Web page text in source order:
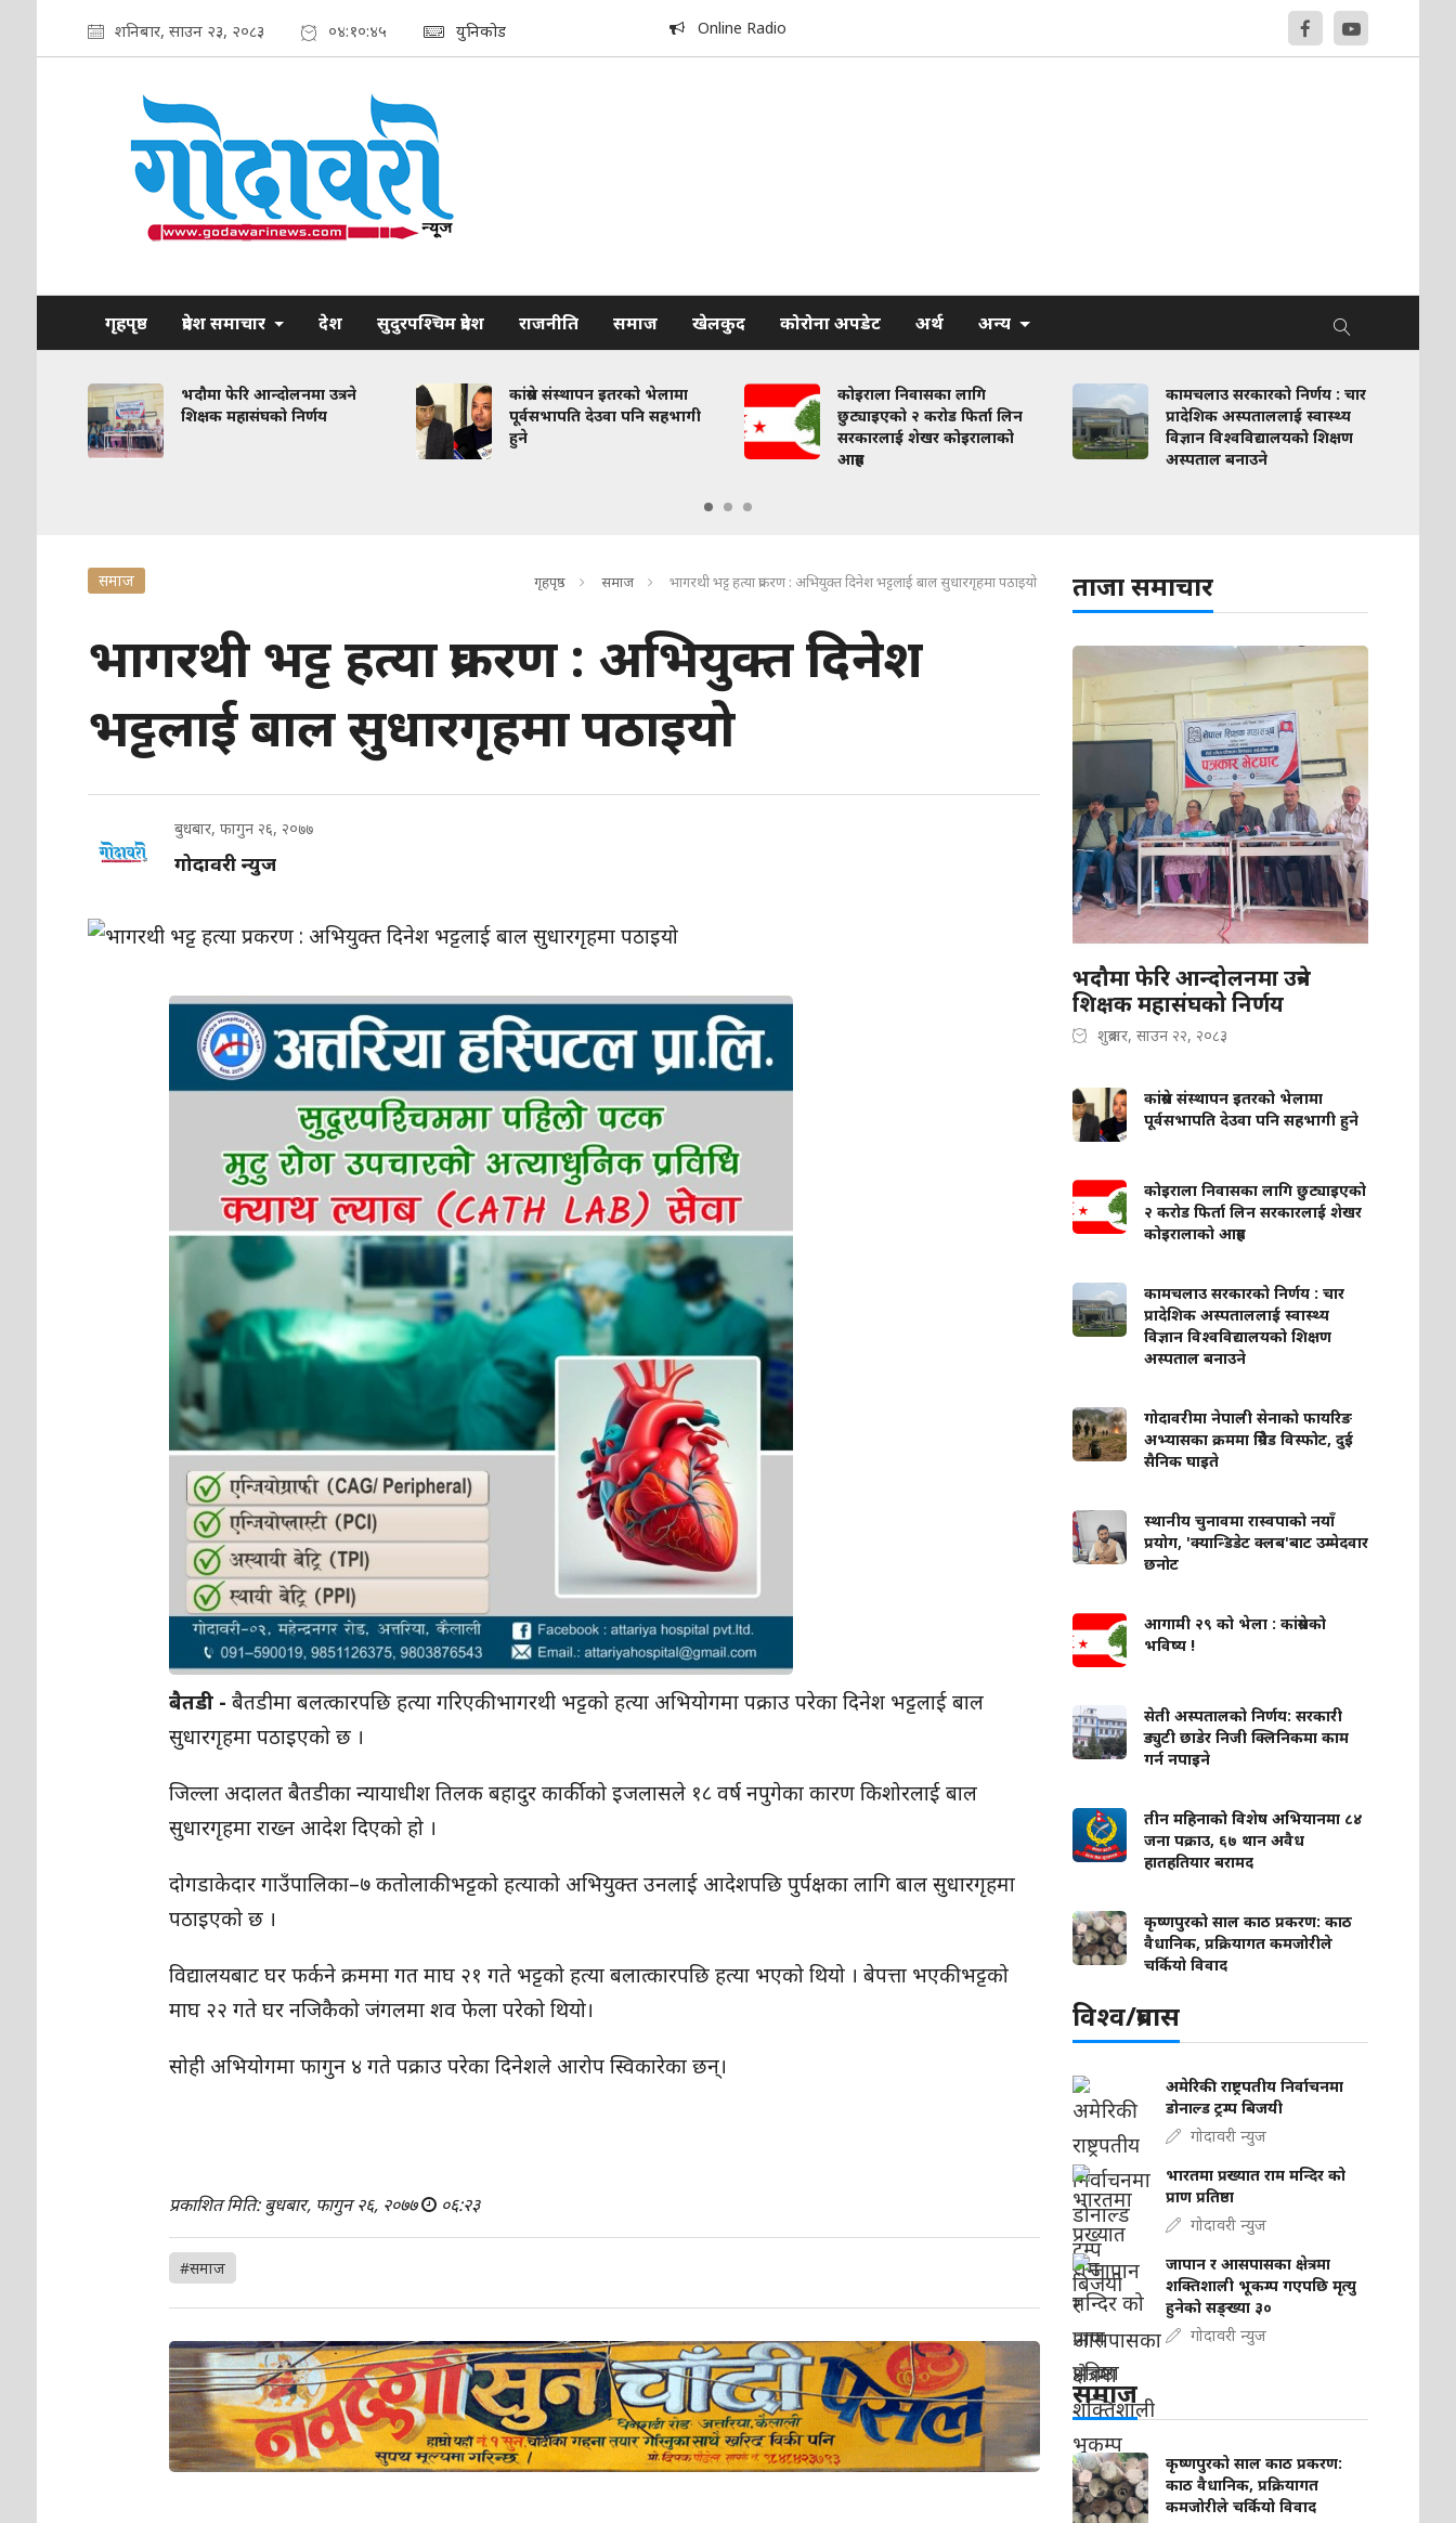
शनिबार, साउन २३, २०८३ ०४:१०:४६ युनिकोड Online Radio
गृहपृष्ठ प्रदेश समाचार देश सुदुरपश्चिम प्रदेश राजनीति समाज खेलकुद कोरोना अपडेट अर्थ अन्य
भदौमा फेरि आन्दोलनमा उत्रने
शिक्षक महासंघको निर्णय
कांग्रेस संस्थापन इतरको भेलामा
पूर्वसभापति देउवा पनि सहभागी
हुने
कोइराला निवासका लागि
छुट्याइएको २ करोड फिर्ता लिन
सरकारलाई शेखर कोइरालाको
आग्रह
कामचलाउ सरकारको निर्णय : चार
प्रादेशिक अस्पताललाई स्वास्थ्य
विज्ञान विश्वविद्यालयको शिक्षण
अस्पताल बनाउने
समाज गृहपृष्ठ समाज भागरथी भट्ट हत्या प्रकरण : अभियुक्त दिनेश भट्टलाई बाल सुधारगृहमा पठाइयो
भागरथी भट्ट हत्या प्रकरण : अभियुक्त दिनेश
भट्टलाई बाल सुधारगृहमा पठाइयो
बुधबार, फागुन २६, २०७७
गोदावरी न्युज
बैतडी -बैतडीमा बलत्कारपछि हत्या गरिएकी भागरथी भट्टको हत्या अभियोगमा पक्राउ परेका दिनेश भट्टलाई बाल
सुधारगृहमा पठाइएको छ ।
जिल्ला अदालत बैतडीका न्यायाधीश तिलक बहादुर कार्कीको इजलासले १८ वर्ष नपुगेका कारण किशोरलाई बाल
सुधारगृहमा राख्न आदेश दिएको हो ।
दोगडाकेदार गाउँपालिका–७ कतोलाकी भट्टको हत्याको अभियुक्त उनलाई आदेशपछि पुर्पक्षका लागि बाल सुधारगृहमा
पठाइएको छ ।
विद्यालयबाट घर फर्कने क्रममा गत माघ २१ गते भट्टको हत्या बलात्कारपछि हत्या भएको थियो । बेपत्ता भएकी भट्टको
माघ २२ गते घर नजिकैको जंगलमा शव फेला परेको थियो।
सोही अभियोगमा फागुन ४ गते पक्राउ परेका दिनेशले आरोप स्विकारेका छन्।
प्रकाशित मिति: बुधबार, फागुन २६, २०७७ ०६:२३
#समाज
ताजा समाचार
भदौमा फेरि आन्दोलनमा उत्रने
शिक्षक महासंघको निर्णय
शुक्रबार, साउन २२, २०८३
कांग्रेस संस्थापन इतरको भेलामा
पूर्वसभापति देउवा पनि सहभागी हुने
कोइराला निवासका लागि छुट्याइएको
२ करोड फिर्ता लिन सरकारलाई शेखर
कोइरालाको आग्रह
कामचलाउ सरकारको निर्णय : चार
प्रादेशिक अस्पताललाई स्वास्थ्य
विज्ञान विश्वविद्यालयको शिक्षण
अस्पताल बनाउने
गोदावरीमा नेपाली सेनाको फायरिङ
अभ्यासका क्रममा ग्रिनेड विस्फोट, दुई
सैनिक घाइते
स्थानीय चुनावमा रास्वपाको नयाँ
प्रयोग, 'क्यान्डिडेट क्लब'बाट उम्मेदवार
छनोट
आगामी २९ को भेला : कांग्रेसको
भविष्य !
सेती अस्पतालको निर्णय: सरकारी
ड्युटी छाडेर निजी क्लिनिकमा काम
गर्न नपाइने
तीन महिनाको विशेष अभियानमा ८४
जना पक्राउ, ६७ थान अवैध
हातहतियार बरामद
कृष्णपुरको साल काठ प्रकरण: काठ
वैधानिक, प्रक्रियागत कमजोरीले
चर्कियो विवाद
विश्व/प्रबास
अमेरिकी राष्ट्रपतीय निर्वाचनमा
डोनाल्ड ट्रम्प बिजयी
गोदावरी न्युज
भारतमा प्रख्यात राम मन्दिर को
प्राण प्रतिष्ठा
गोदावरी न्युज
जापान र आसपासका क्षेत्रमा
शक्तिशाली भूकम्प गएपछि मृत्यु
हुनेको सङ्ख्या ३०
गोदावरी न्युज
समाज
कृष्णपुरको साल काठ प्रकरण:
काठ वैधानिक, प्रक्रियागत
कमजोरीले चर्कियो विवाद